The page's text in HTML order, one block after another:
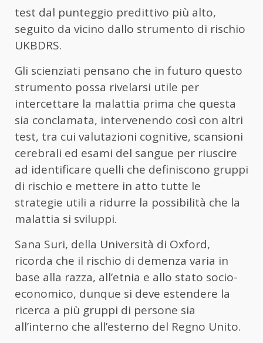
test dal punteggio predittivo più alto,
seguito da vicino dallo strumento di rischio
UKBDRS.
Gli scienziati pensano che in futuro questo
strumento possa rivelarsi utile per
intercettare la malattia prima che questa
sia conclamata, intervenendo così con altri
test, tra cui valutazioni cognitive, scansioni
cerebrali ed esami del sangue per riuscire
ad identificare quelli che definiscono gruppi
di rischio e mettere in atto tutte le
strategie utili a ridurre la possibilità che la
malattia si sviluppi.
Sana Suri, della Università di Oxford,
ricorda che il rischio di demenza varia in
base alla razza, all’etnia e allo stato socio-
economico, dunque si deve estendere la
ricerca a più gruppi di persone sia
all’interno che all’esterno del Regno Unito.